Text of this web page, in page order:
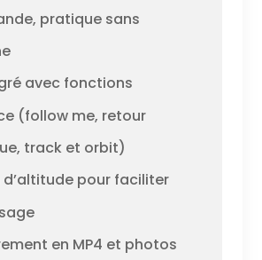
pratique sans
avec fonctions
(follow me, retour
track et orbit)
d’altitude pour faciliter
en MP4 et photos